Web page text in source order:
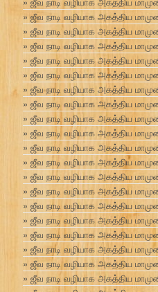
ஜீவ நாடி வழியாக அகத்திய
ஜீவ நாடி வழியாக அகத்திய
ஜீவ நாடி வழியாக அகத்திய
ஜீவ நாடி வழியாக அகத்திய
ஜீவ நாடி வழியாக அகத்திய
ஜீவ நாடி வழியாக அகத்திய
ஜீவ நாடி வழியாக அகத்திய
ஜீவ நாடி வழியாக அகத்திய
ஜீவ நாடி வழியாக அகத்திய
ஜீவ நாடி வழியாக அகத்திய
ஜீவ நாடி வழியாக அகத்திய
ஜீவ நாடி வழியாக அகத்திய
ஜீவ நாடி வழியாக அகத்திய
ஜீவ நாடி வழியாக அகத்திய
ஜீவ நாடி வழியாக அகத்திய
ஜீவ நாடி வழியாக அகத்திய
ஜீவ நாடி வழியாக அகத்திய
ஜீவ நாடி வழியாக அகத்திய
ஜீவ நாடி வழியாக அகத்திய